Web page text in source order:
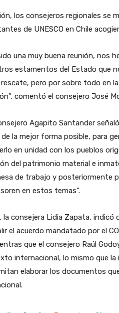
los consejeros regionales
de UNESCO en Chile
una muy buena reunión, nos
estamentos del Estado que
pero por sobre todo en
comentó el consejero José
Agapito Santander
la mejor forma posible, para
en unidad con los pueblos
del patrimonio material e
de trabajo y posteriormente
en estos temas”.
la consejera Lidia Zapata,
el acuerdo mandatado por el
que el consejero Raúl
internacional, lo mismo que la
elaborar los documentos